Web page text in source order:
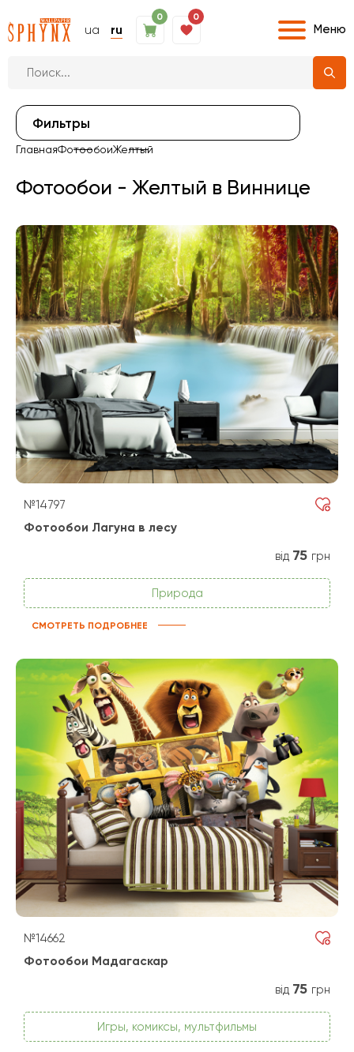
ua ru
0 0
Меню
Фильтры
ГлавнаяФотообоиЖелтый
Фотообои - Желтый в Виннице
№14797
Фотообои Лагуна в лесу
від 75 грн
Природа
СМОТРЕТЬ ПОДРОБНЕЕ
№14662
Фотообои Мадагаскар
від 75 грн
Игры, комиксы, мультфильмы